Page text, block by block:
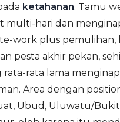
ketahanan. Tamu
multi-hari dan
work plus pemulihan,
pesta akhir pekan,
rata lama
Area dengan
Ubud, Uluwatu/